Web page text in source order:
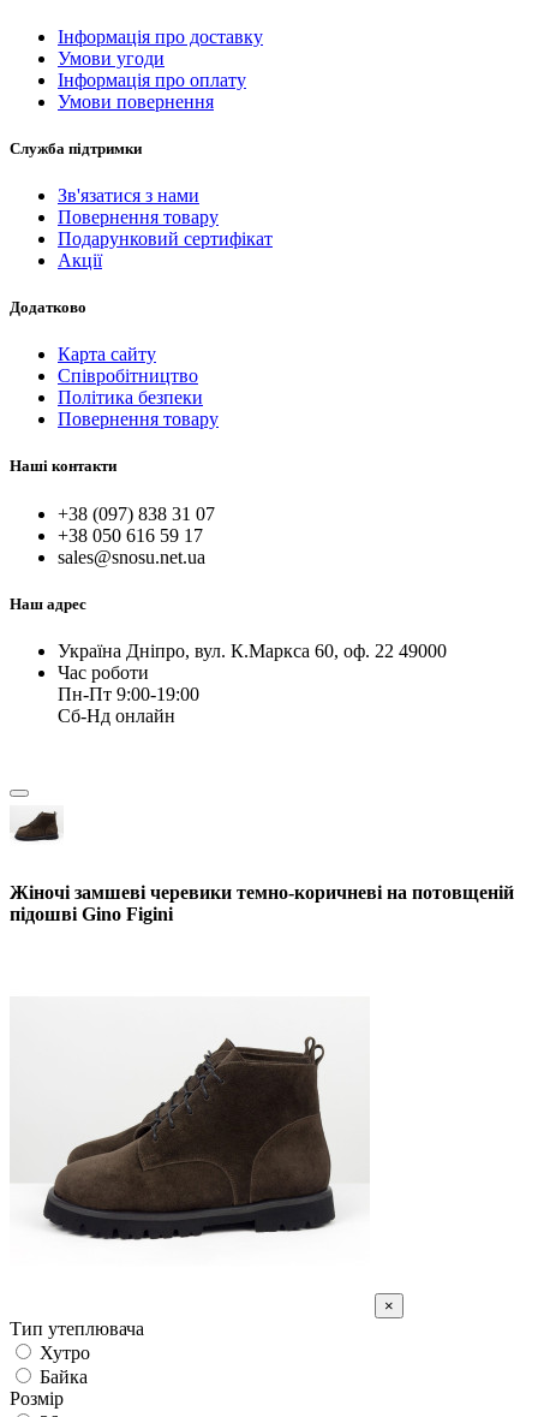
Інформація про доставку
Умови угоди
Інформація про оплату
Умови повернення
Служба підтримки
Зв'язатися з нами
Повернення товару
Подарунковий сертифікат
Акції
Додатково
Карта сайту
Співробітництво
Політика безпеки
Повернення товару
Наші контакти
+38 (097) 838 31 07
+38 050 616 59 17
sales@snosu.net.ua
Наш адрес
Україна Дніпро, вул. К.Маркса 60, оф. 22 49000
Час роботи
Пн-Пт 9:00-19:00
Сб-Нд онлайн
Жіночі замшеві черевики темно-коричневі на потовщеній
підошві Gino Figini
×
Тип утеплювача
Хутро
Байка
Розмір